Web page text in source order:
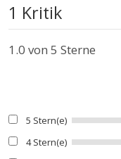
1 Kritik
1.0 von 5 Sterne
5 Stern(e)
4 Stern(e)